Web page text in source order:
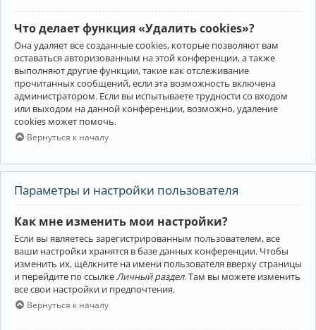
Что делает функция «Удалить cookies»?
Она удаляет все созданные cookies, которые позволяют вам
оставаться авторизованным на этой конференции, а также
выполняют другие функции, такие как отслеживание
прочитанных сообщений, если эта возможность включена
администратором. Если вы испытываете трудности со входом
или выходом на данной конференции, возможно, удаление
cookies может помочь.
Вернуться к началу
Параметры и настройки пользователя
Как мне изменить мои настройки?
Если вы являетесь зарегистрированным пользователем, все
ваши настройки хранятся в базе данных конференции. Чтобы
изменить их, щёлкните на имени пользователя вверху страницы
и перейдите по ссылке Личный раздел. Там вы можете изменить
все свои настройки и предпочтения.
Вернуться к началу